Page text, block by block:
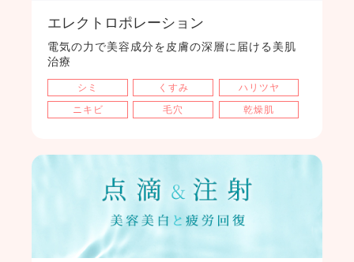
エレクトロポレーション
電気の力で美容成分を皮膚の深層に届ける美肌
治療
シミ くすみ
ハリツヤ
ニキビ
毛穴 乾燥肌